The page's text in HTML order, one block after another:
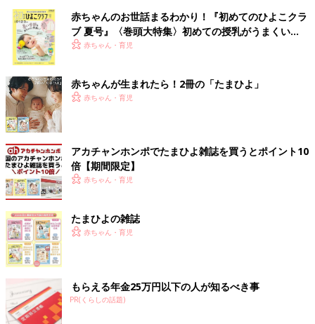
赤ちゃんのお世話まるわかり！『初めてのひよこクラ
ブ 夏号』〈巻頭大特集〉初めての授乳がうまくい
く！ おっぱい・ミルクの基本と夏のトラブル 解決テ
赤ちゃん・育児
赤ちゃんが生まれたら！2冊の「たまひよ」
赤ちゃん・育児
アカチャンホンポでたまひよ雑誌を買うとポイント10
倍【期間限定】
赤ちゃん・育児
たまひよの雑誌
赤ちゃん・育児
もらえる年金25万円以下の人が知るべき事
PR(くらしの話題)